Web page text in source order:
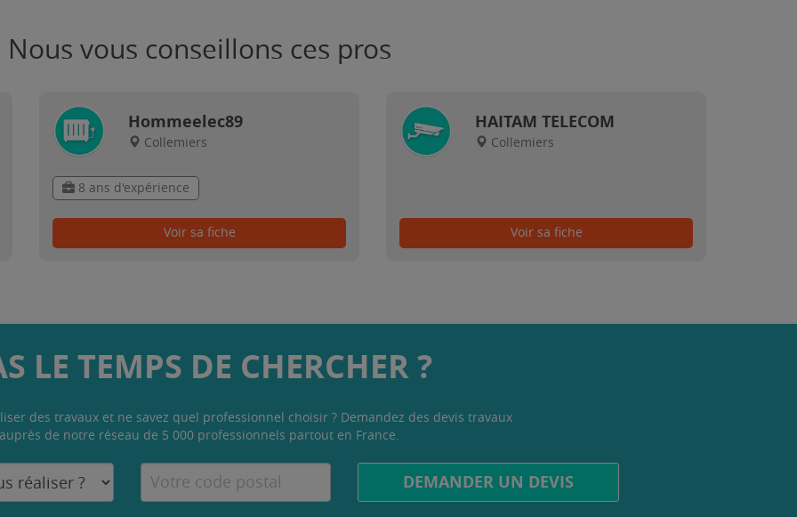
Nous vous conseillons ces pros
Hommeelec89
Collemiers
8 ans d'expérience
Voir sa fiche
HAITAM TELECOM
Collemiers
Voir sa fiche
LE TEMPS DE CHERCHER ?
des travaux et ne savez quel professionnel choisir ? Demandez des devis travaux
auprès de notre réseau de 5 000 professionnels partout en France.
DEMANDER UN DEVIS